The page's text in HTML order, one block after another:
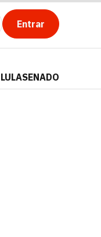
Entrar
SENADO